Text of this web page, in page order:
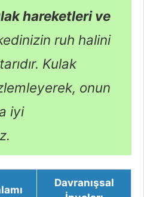
hareketleri ve
ruh halini
Kulak
onun
iyi
Davranışsal